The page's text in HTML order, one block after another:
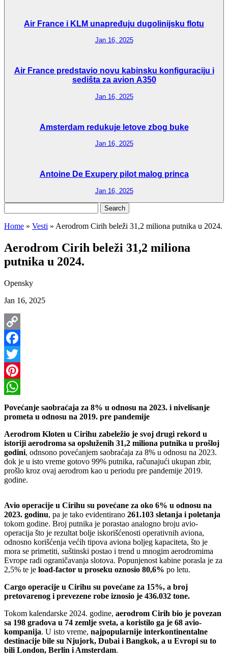
Air France i KLM unapređuju dugolinijsku flotu
Jan 16, 2025
Air France predstavio novu kabinsku konfiguraciju i
sedišta za avion A350
Jan 16, 2025
Amsterdam redukuje letove zbog buke
Jan 16, 2025
Antoine De Exupery pilot malog princa
Jan 16, 2025
for:
Home » Vesti » Aerodrom Cirih beleži 31,2 miliona putnika u 2024.
Aerodrom Cirih beleži 31,2 miliona
putnika u 2024.
Opensky
Jan 16, 2025
Copy
Link
Facebook
Twitter
Pinterest
WhatsApp
Povećanje saobraćaja za 8% u odnosu na 2023. i nivelisanje
prometa u odnosu na 2019. pre pandemije
Aerodrom Kloten u Cirihu zabeležio je svoj drugi rekord u
istoriji aerodroma sa opsluženih 31,2 miliona putnika u prošloj
godini, odnsono povećanjem saobraćaja za 8% u odnosu na 2023.
dok je u isto vreme gotovo 99% putnika, računajući ukupan zbir,
prošlo kroz ovaj aerodrom kao u periodu pre pandemije 2019.
godine.
Avio operacije u Cirihu su povećane za oko 6% u odnosu na
2023. godinu, pa je tako evidentirano 261.103 sletanja i poletanja
tokom godine. Broj putnika je porastao analogno broju avio-
operacija što je rezultat bolje iskorišćenosti operativnih aviona,
odnosno korišćenja većih tipova aviona boljeg kapaciteta, što je
mora se primetiti, suštinski postao i trend u mnogim aerodromima
Evrope radi ograničavanja slotova. Popunjenost kabine porasla je za
2,5% te je load-factor u proseku oznosio 80,6% po letu.
Cargo operacije u Cirihu su povećane za 15%, a broj
pretovarenog i prevezene robe iznosio je 436.032 tone.
Tokom kalendarske 2024. godine, aerodrom Cirih bio je povezan
sa 198 gradova u 74 zemlje sveta, a koristilo ga je 68 avio-
kompanija. U isto vreme, najpopularnije interkontinentalne
destinacije bile su Njujork, Dubai i Bangkok, a u Evropi su to
bili London, Berlin i Amsterdam.